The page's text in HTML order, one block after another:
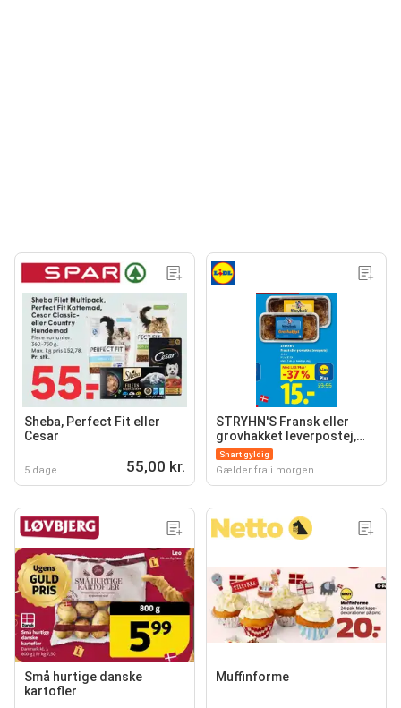
Sheba, Perfect Fit eller
Cesar
5 dage 55,00 kr.
STRYHN'S Fransk eller
grovhakket leverpostej,
App-pris
Snart gyldig
Gælder fra i morgen
Små hurtige danske
kartofler
Muffinforme